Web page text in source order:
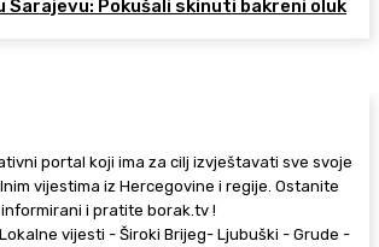
Sarajevu: Pokušali skinuti bakreni oluk
portal koji ima za cilj izvještavati sve svoje
vijestima iz Hercegovine i regije. Ostanite
informirani i pratite borak.tv !
vijesti - Široki Brijeg- Ljubuški - Grude -